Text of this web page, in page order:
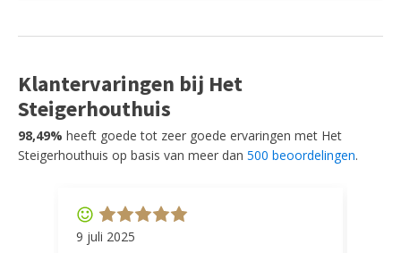
Klantervaringen bij Het
Steigerhouthuis
98,49% heeft goede tot zeer goede ervaringen met Het
Steigerhouthuis op basis van meer dan 500 beoordelingen.
9 juli 2025